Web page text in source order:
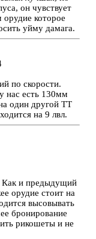
он чувствует
которое
уйму дамага.
по скорости.
нас есть 130мм
один другой ТТ
на 9 лвл.
Как и предыдущий
орудие стоит на
высовывать
бронирование
рикошеты и не